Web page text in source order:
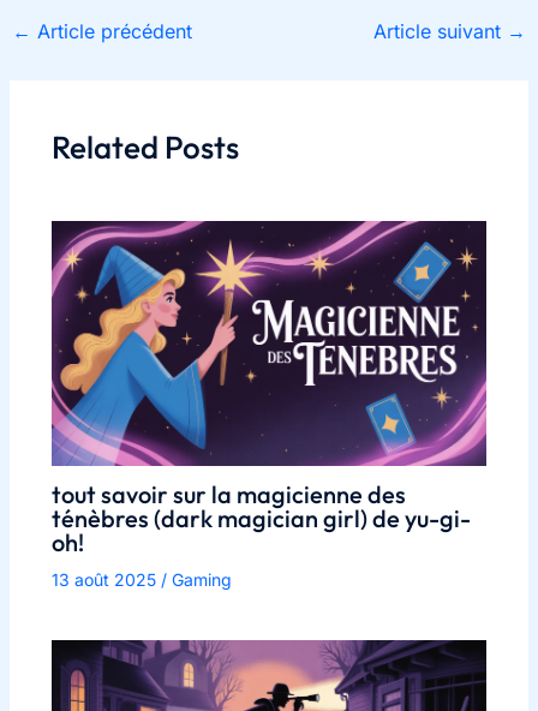
← Article précédent Article suivant →
Related Posts
tout savoir sur la magicienne des
ténèbres (dark magician girl) de yu-gi-
oh!
13 août 2025 / Gaming